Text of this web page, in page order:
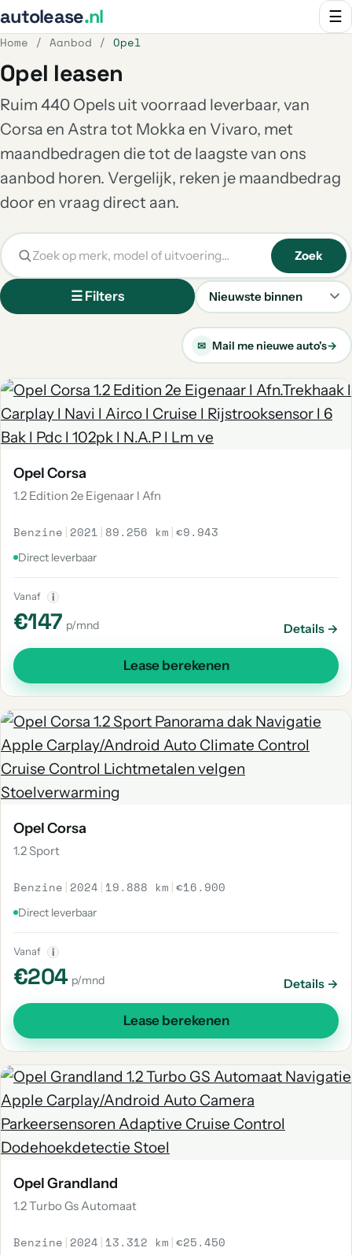
autolease.nl ☰
Home / Aanbod / Opel
Opel leasen
Ruim 440 Opels uit voorraad leverbaar, van
Corsa en Astra tot Mokka en Vivaro, met
maandbedragen die tot de laagste van ons
aanbod horen. Vergelijk, reken je maandbedrag
door en vraag direct aan.
☰ Filters
Sorteren
Zoek
✉ Mail me nieuwe auto's→
Opel Corsa
1.2 Edition 2e Eigenaar l Afn
Benzine | 2021 | 89.256 km |€9.943
Direct leverbaar
Vanaf i
€147 p/mnd Details →
Lease berekenen
Opel Corsa
1.2 Sport
Benzine | 2024 | 19.888 km |€16.900
Direct leverbaar
Vanaf i
€204 p/mnd Details →
Lease berekenen
Opel Grandland
1.2 Turbo Gs Automaat
Benzine | 2024 | 13.312 km |€25.450